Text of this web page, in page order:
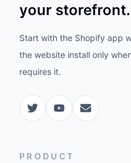
your storefront.
Start with the Shopify app
the website install only
requires it.
PRODUCT